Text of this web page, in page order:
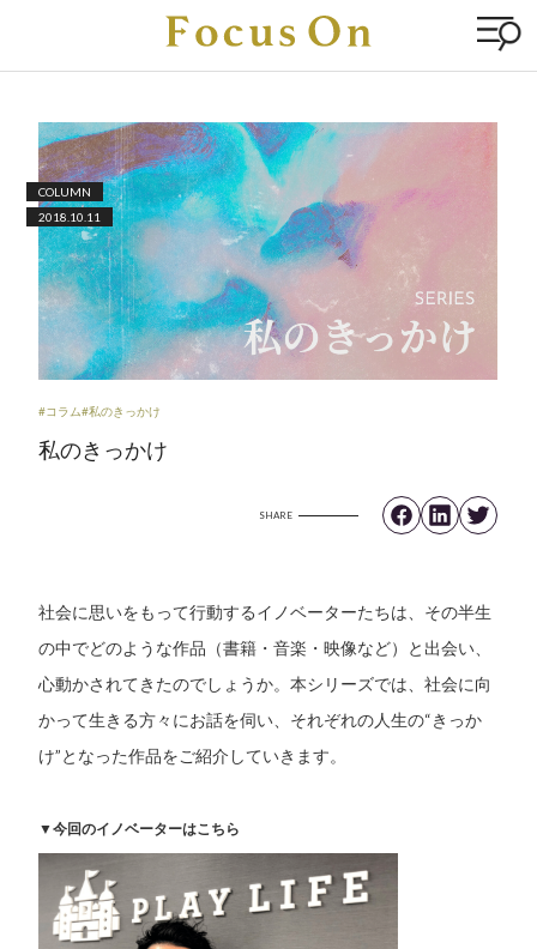
COLUMN
2018.10.11
#コラム#私のきっかけ
私のきっかけ
SHARE
社会に思いをもって行動するイノベーターたちは、その半生
の中でどのような作品（書籍・音楽・映像など）と出会い、
心動かされてきたのでしょうか。本シリーズでは、社会に向
かって生きる方々にお話を伺い、それぞれの人生の“きっか
け”となった作品をご紹介していきます。
▼今回のイノベーターはこちら